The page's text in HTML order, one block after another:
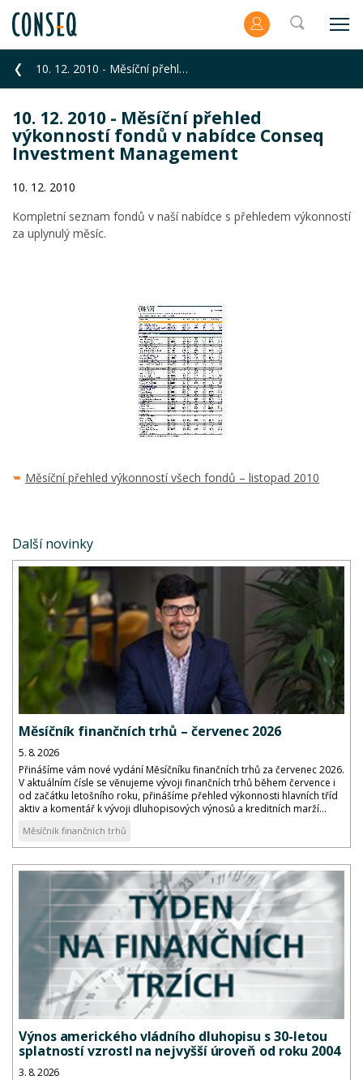
10. 12. 2010 - Měsíční přehled výkonností fondů v nabídce Conseq Investment Management
10. 12. 2010 - Měsíční přehled
výkonností fondů v nabídce Conseq
Investment Management
10. 12. 2010
Kompletní seznam fondů v naší nabídce s přehledem výkonností
za uplynulý měsíc.
Měsíční přehled výkonností všech fondů – listopad 2010
Další novinky
Měsíčník finančních trhů – červenec 2026
5. 8. 2026
Přinášíme vám nové vydání Měsíčníku finančních trhů za červenec 2026.
V aktuálním čísle se věnujeme vývoji finančních trhů během července i
od začátku letošního roku, přinášíme přehled výkonnosti hlavních tříd
aktiv a komentář k vývoji dluhopisových výnosů a kreditních marží...
Měsíčník finančních trhů
Výnos amerického vládního dluhopisu s 30-letou
splatností vzrostl na nejvyšší úroveň od roku 2004
3. 8. 2026